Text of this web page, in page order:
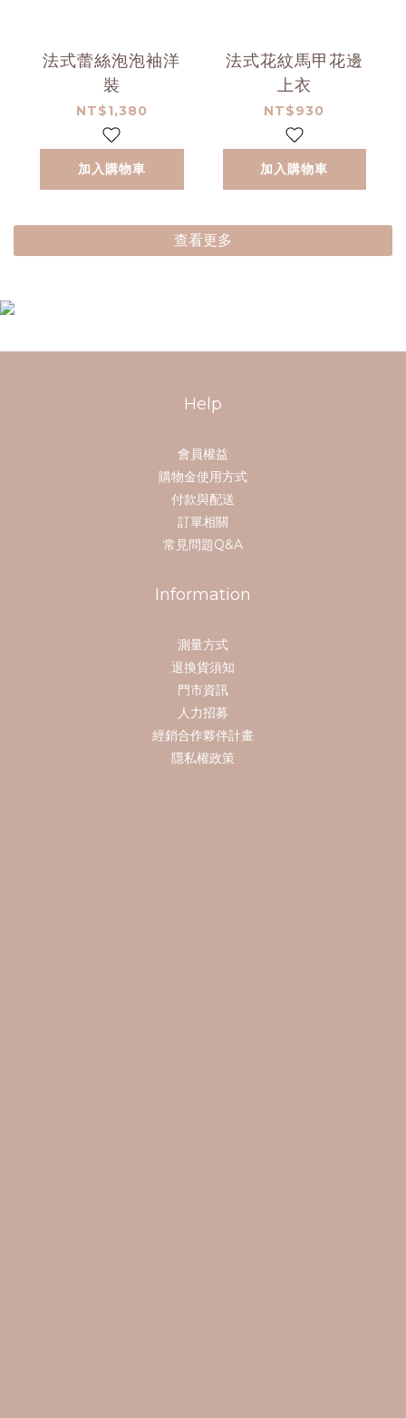
法式蕾絲泡泡袖洋
裝
NT$1,380
加入購物車
法式花紋馬甲花邊
上衣
NT$930
加入購物車
查看更多
Help
會員權益
購物金使用方式
付款與配送
訂單相關
常見問題Q&A
Information
測量方式
退換貨須知
門市資訊
人力招募
經銷合作夥伴計畫
隱私權政策